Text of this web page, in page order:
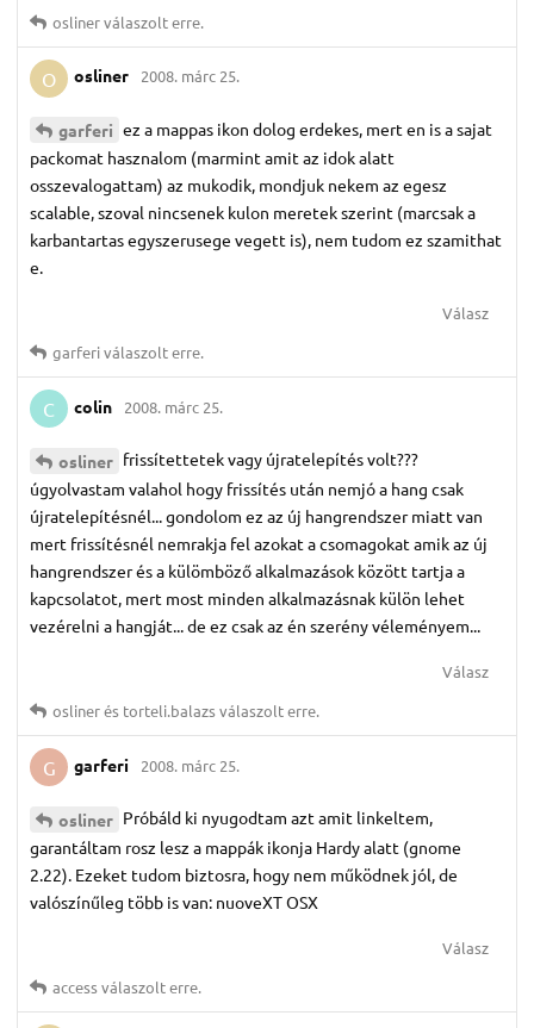
oslinerválaszolt erre.
O osliner 2008. márc 25.
garferi ez a mappas ikon dolog erdekes, mert en is a sajat
packomat hasznalom (marmint amit az idok alatt
osszevalogattam) az mukodik, mondjuk nekem az egesz
scalable, szoval nincsenek kulon meretek szerint (marcsak a
karbantartas egyszerusege vegett is), nem tudom ez szamithat
e.
Válasz
garferiválaszolt erre.
C colin 2008. márc 25.
osliner frissítettetek vagy újratelepítés volt???
úgyolvastam valahol hogy frissítés után nemjó a hang csak
újratelepítésnél... gondolom ez az új hangrendszer miatt van
mert frissítésnél nemrakja fel azokat a csomagokat amik az új
hangrendszer és a külömböző alkalmazások között tartja a
kapcsolatot, mert most minden alkalmazásnak külön lehet
vezérelni a hangját... de ez csak az én szerény véleményem...
Válasz
oslinerés torteli.​balazsválaszolt erre.
G garferi 2008. márc 25.
osliner Próbáld ki nyugodtam azt amit linkeltem,
garantáltam rosz lesz a mappák ikonja Hardy alatt (gnome
2.22). Ezeket tudom biztosra, hogy nem működnek jól, de
valószínűleg több is van: nuoveXT OSX
Válasz
accessválaszolt erre.